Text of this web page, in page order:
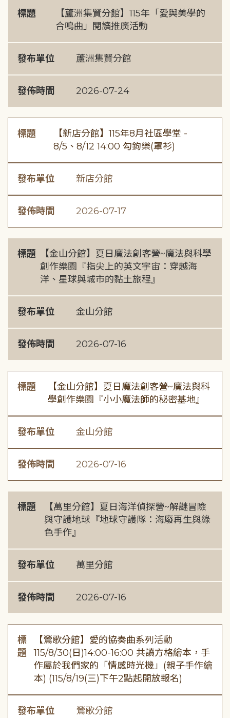
標題
【蘆洲集賢分館】115年「愛與美學的
合鳴曲」閱讀推廣活動
發布單位 蘆洲集賢分館
發佈時間 2026-07-24
標題
【新店分館】115年8月社區學堂 -
8/5、8/12 14:00 勾鉤樂(罩衫)
發布單位 新店分館
發佈時間 2026-07-17
標題
【金山分館】夏日魔法創客營~魔法與科學
創作樂園『指尖上的英文宇宙：穿越海
洋、星球與城市的黏土旅程』
發布單位 金山分館
發佈時間 2026-07-16
標題
【金山分館】夏日魔法創客營~魔法與科
學創作樂園『小小魔法師的秘密基地』
發布單位 金山分館
發佈時間 2026-07-16
標題
【萬里分館】夏日海洋偵探營~解謎冒險
與守護地球『地球守護隊：海廢再生與綠
色手作』
發布單位 萬里分館
發佈時間 2026-07-16
標
題
【鶯歌分館】愛的協奏曲系列活動
115/8/30(日)14:00-16:00 共讀方格繪本，手
作屬於我們家的「情感時光機」(親子手作繪
本) (115/8/19(三)下午2點起開放報名)
發布單位 鶯歌分館